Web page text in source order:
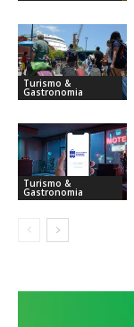
Turismo &
Gastronomia
Turismo &
Gastronomia